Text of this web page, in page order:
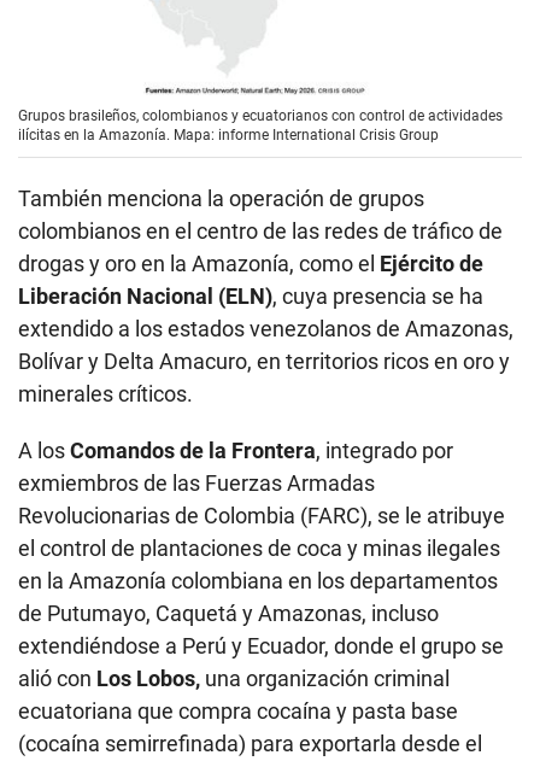
Grupos brasileños, colombianos y ecuatorianos con control de actividades
ilícitas en la Amazonía. Mapa: informe International Crisis Group
También menciona la operación de grupos
colombianos en el centro de las redes de tráfico de
drogas y oro en la Amazonía, como el Ejército de
Liberación Nacional (ELN), cuya presencia se ha
extendido a los estados venezolanos de Amazonas,
Bolívar y Delta Amacuro, en territorios ricos en oro y
minerales críticos.
A losComandos de la Frontera, integrado por
exmiembros de las Fuerzas Armadas
Revolucionarias de Colombia (FARC), se le atribuye
el control de plantaciones de coca y minas ilegales
en la Amazonía colombiana en los departamentos
de Putumayo, Caquetá y Amazonas, incluso
extendiéndose a Perú y Ecuador, donde el grupo se
alió con Los Lobos, una organización criminal
ecuatoriana que compra cocaína y pasta base
(cocaína semirrefinada) para exportarla desde el